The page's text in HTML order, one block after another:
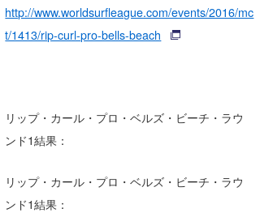
http://www.worldsurfleague.com/events/2016/mc
t/1413/rip-curl-pro-bells-beach
リップ・カール・プロ・ベルズ・ビーチ・ラウ
ンド1結果：
リップ・カール・プロ・ベルズ・ビーチ・ラウ
ンド1結果：